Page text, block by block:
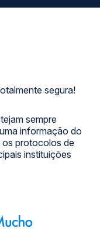
segura!
sempre
informação do
protocolos de
instituições